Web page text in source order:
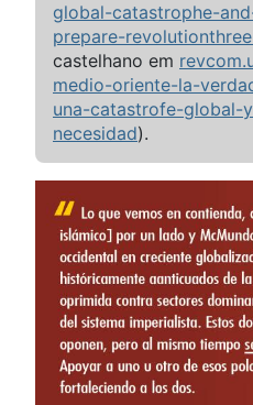
global-catastrophe-
prepare-
castelhano em
medio-oriente-la-
una-catastrofe-global-
necesidad).